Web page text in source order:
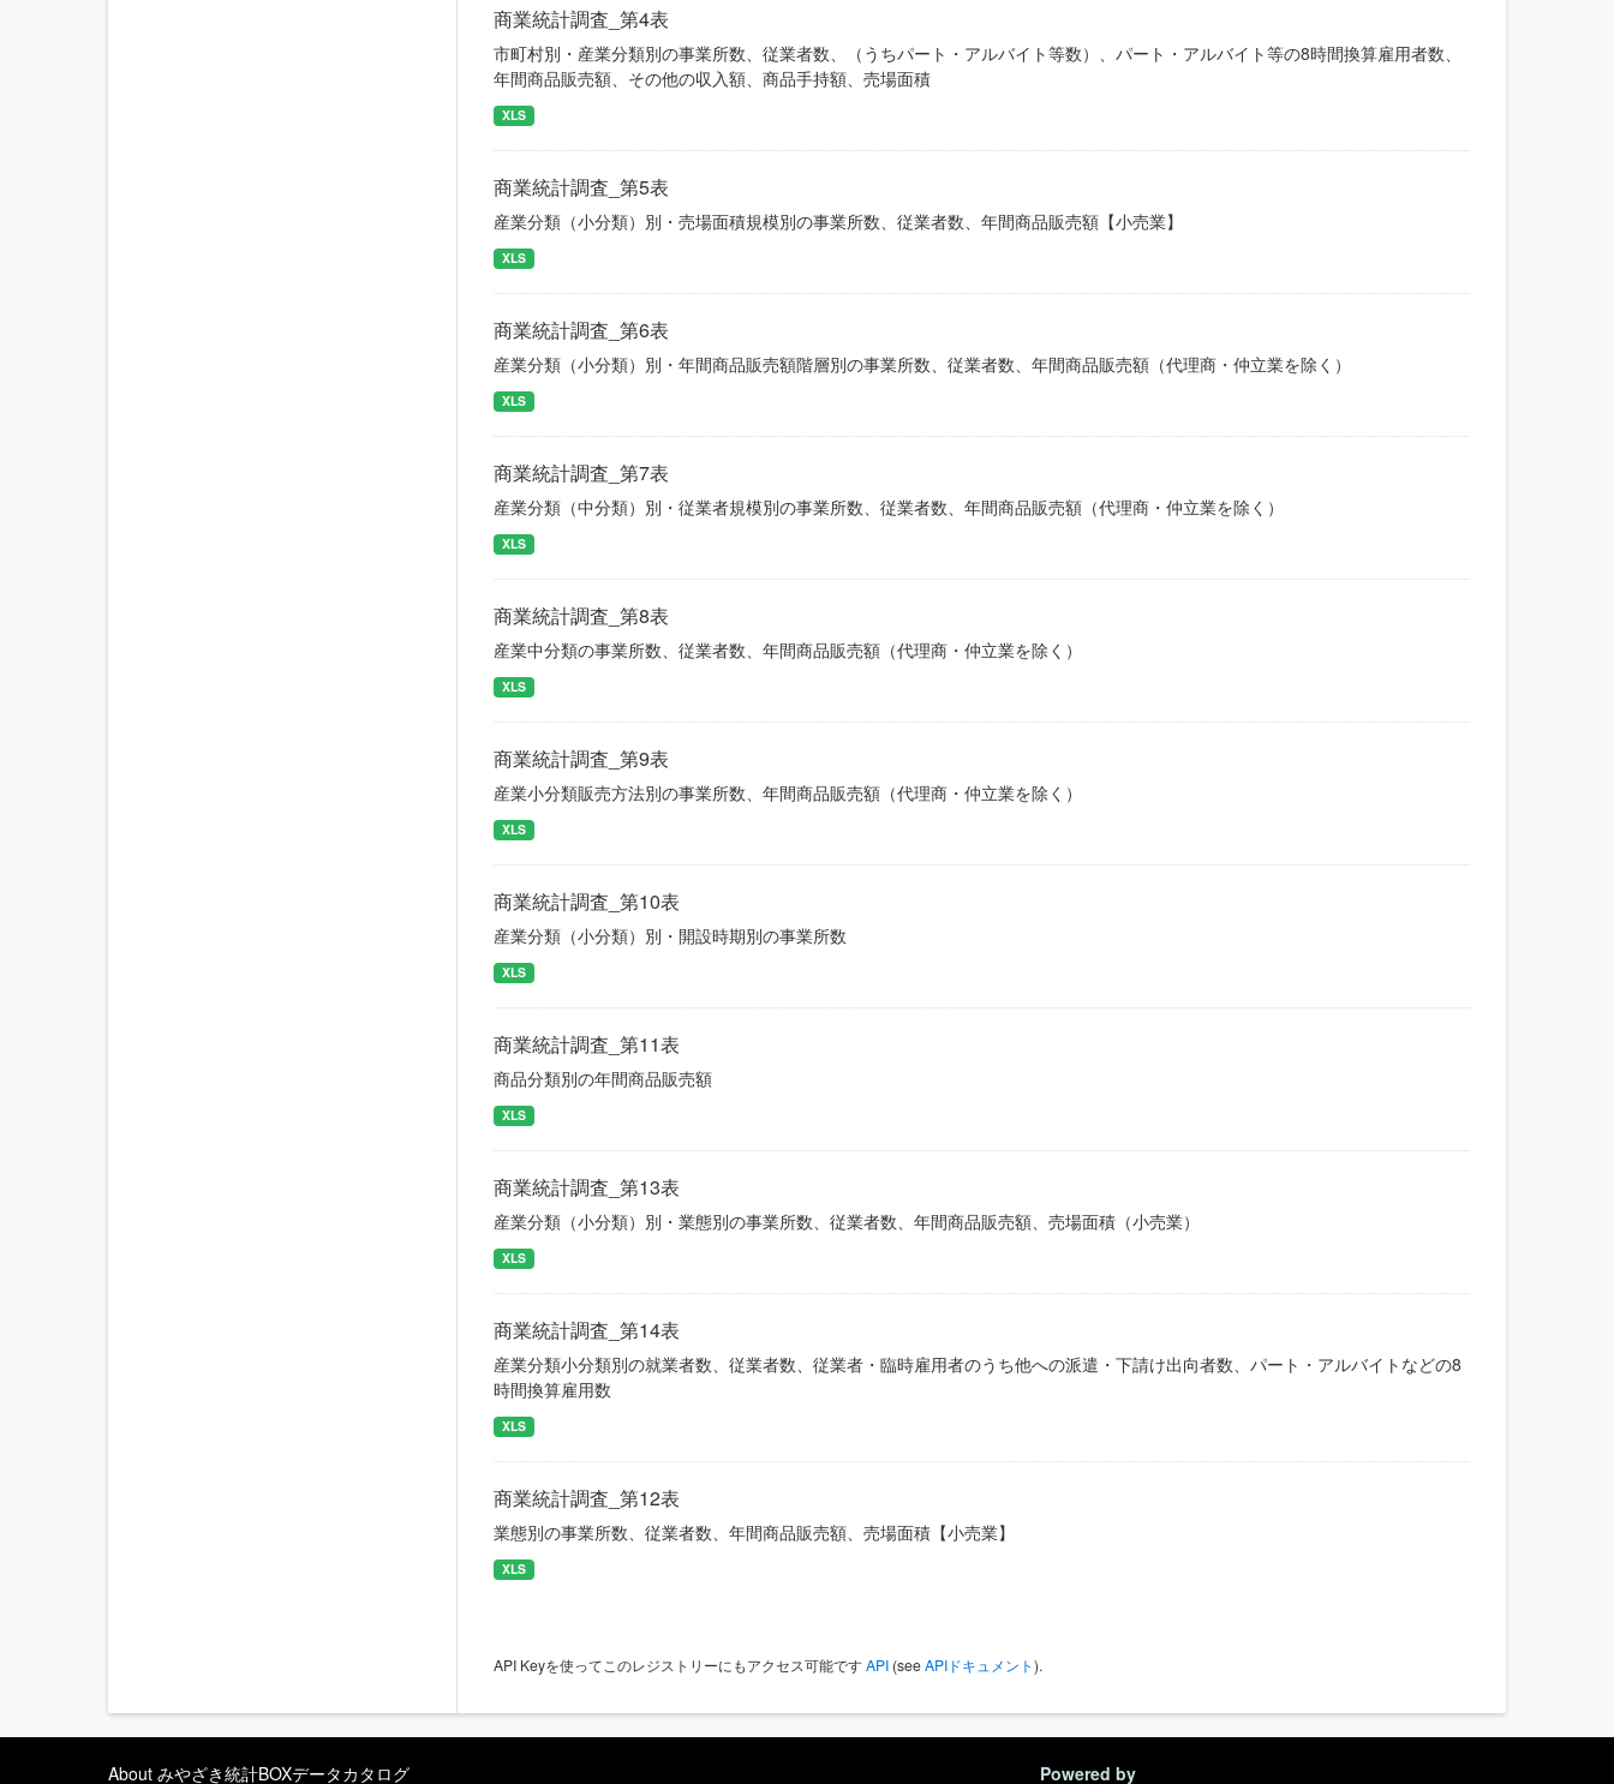
商業統計調査_第4表
市町村別・産業分類別の事業所数、従業者数、（うちパート・アルバイト等数）、パート・アルバイト等の8時間換算雇用者数、
年間商品販売額、その他の収入額、商品手持額、売場面積
XLS
商業統計調査_第5表
産業分類（小分類）別・売場面積規模別の事業所数、従業者数、年間商品販売額【小売業】
XLS
商業統計調査_第6表
産業分類（小分類）別・年間商品販売額階層別の事業所数、従業者数、年間商品販売額（代理商・仲立業を除く）
XLS
商業統計調査_第7表
産業分類（中分類）別・従業者規模別の事業所数、従業者数、年間商品販売額（代理商・仲立業を除く）
XLS
商業統計調査_第8表
産業中分類の事業所数、従業者数、年間商品販売額（代理商・仲立業を除く）
XLS
商業統計調査_第9表
産業小分類販売方法別の事業所数、年間商品販売額（代理商・仲立業を除く）
XLS
商業統計調査_第10表
産業分類（小分類）別・開設時期別の事業所数
XLS
商業統計調査_第11表
商品分類別の年間商品販売額
XLS
商業統計調査_第13表
産業分類（小分類）別・業態別の事業所数、従業者数、年間商品販売額、売場面積（小売業）
XLS
商業統計調査_第14表
産業分類小分類別の就業者数、従業者数、従業者・臨時雇用者のうち他への派遣・下請け出向者数、パート・アルバイトなどの8
時間換算雇用数
XLS
商業統計調査_第12表
業態別の事業所数、従業者数、年間商品販売額、売場面積【小売業】
XLS
API Keyを使ってこのレジストリーにもアクセス可能ですAPI (seeAPIドキュメント).
About みやざき統計BOXデータカタログ Powered by